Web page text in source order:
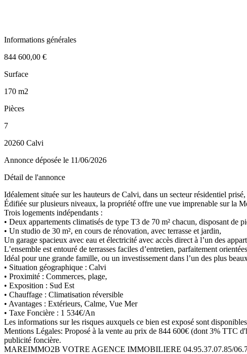
Informations générales
844 600,00 €
Surface
170 m2
Pièces
7
20260 Calvi
Annonce déposée le 11/06/2026
Détail de l'annonce
Idéalement située sur les hauteurs de Calvi, dans un secteur résidentiel
Édifiée sur plusieurs niveaux, la propriété offre une vue imprenable sur la
Trois logements indépendants :
• Deux appartements climatisés de type T3 de 70 m² chacun, disposant de
• Un studio de 30 m², en cours de rénovation, avec terrasse et jardin,
Un garage spacieux avec eau et électricité avec accès direct à l’un des
L’ensemble est entouré de terrasses faciles d’entretien, parfaitement
Idéal pour une grande famille, ou un investissement dans l’un des plus
• Situation géographique : Calvi
• Proximité : Commerces, plage,
• Exposition : Sud Est
• Chauffage : Climatisation réversible
• Avantages : Extérieurs, Calme, Vue Mer
• Taxe Foncière : 1 534€/An
Les informations sur les risques auxquels ce bien est exposé sont
Mentions Légales: Proposé à la vente au prix de 844 600€ (dont 3% TTC
publicité foncière.
MAREIMMO2B VOTRE AGENCE IMMOBILIERE 04.95.37.07.85/